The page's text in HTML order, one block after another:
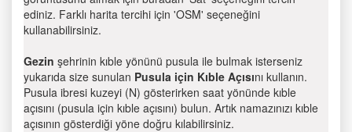
ediniz. Farklı harita tercihi için 'OSM' seçeneğini
kullanabilirsiniz.
Gezin şehrinin kıble yönünü pusula ile bulmak isterseniz
yukarıda size sunulan Pusula için Kıble Açısını kullanın.
Pusula ibresi kuzeyi (N) gösterirken saat yönünde kıble
açısını (pusula için kıble açısını) bulun. Artık namazınızı kıble
açısının gösterdiği yöne doğru kılabilirsiniz.